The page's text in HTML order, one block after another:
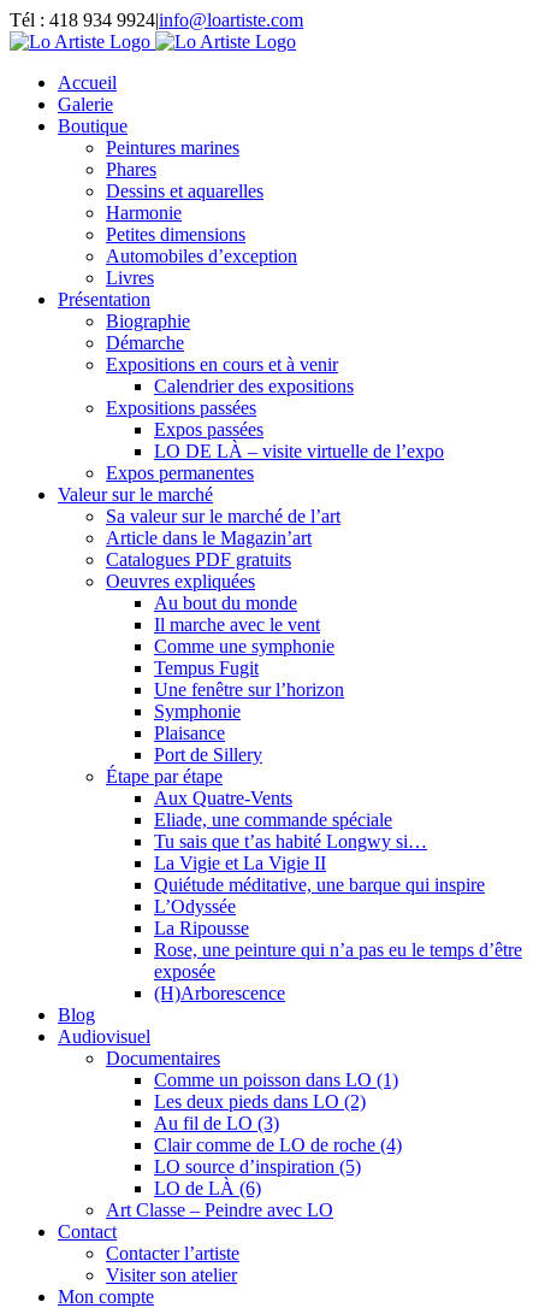
Passer
au
Tél : 418 934 9924|info@loartiste.com
Facebook
Instagram
Email
Pinterest
YouTube
Accueil
Galerie
Boutique
Peintures marines
Phares
Dessins et aquarelles
Harmonie
Petites dimensions
Automobiles d’exception
Livres
Présentation
Biographie
Démarche
Expositions en cours et à venir
Calendrier des expositions
Expositions passées
Expos passées
LO DE LÀ – visite virtuelle de l’expo
Expos permanentes
Valeur sur le marché
Sa valeur sur le marché de l’art
Article dans le Magazin’art
Catalogues PDF gratuits
Oeuvres expliquées
Au bout du monde
Il marche avec le vent
Comme une symphonie
Tempus Fugit
Une fenêtre sur l’horizon
Symphonie
Plaisance
Port de Sillery
Étape par étape
Aux Quatre-Vents
Eliade, une commande spéciale
Tu sais que t’as habité Longwy si…
La Vigie et La Vigie II
Quiétude méditative, une barque qui inspire
L’Odyssée
La Ripousse
Rose, une peinture qui n’a pas eu le temps d’être
exposée
(H)Arborescence
Blog
Audiovisuel
Documentaires
Comme un poisson dans LO (1)
Les deux pieds dans LO (2)
Au fil de LO (3)
Clair comme de LO de roche (4)
LO source d’inspiration (5)
LO de LÀ (6)
Art Classe – Peindre avec LO
Contact
Contacter l’artiste
Visiter son atelier
Mon compte